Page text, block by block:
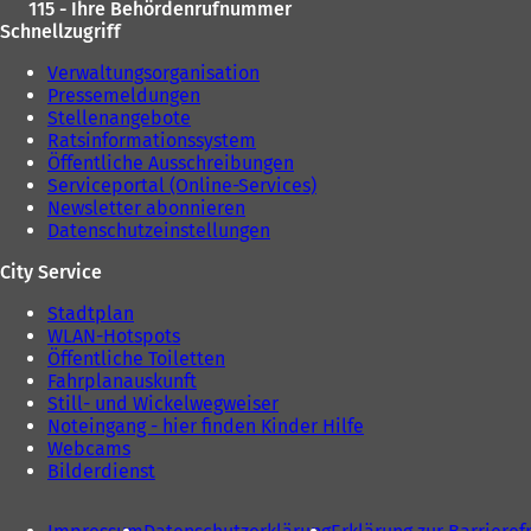
115 - Ihre Behördenrufnummer
Schnellzugriff
Verwaltungsorganisation
Pressemeldungen
Stellenangebote
Ratsinformationssystem
Öffentliche Ausschreibungen
Serviceportal (Online-Services)
Newsletter abonnieren
Datenschutzeinstellungen
City Service
Stadtplan
WLAN-Hotspots
Öffentliche Toiletten
Fahrplanauskunft
Still- und Wickelwegweiser
Noteingang - hier finden Kinder Hilfe
Webcams
Bilderdienst